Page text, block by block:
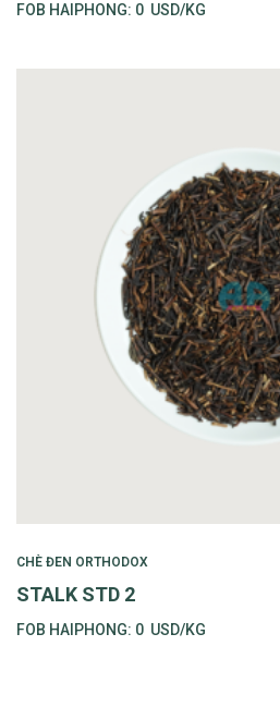
FOB HAIPHONG: 0 USD/KG
CHÈ ĐEN ORTHODOX
STALK STD 2
FOB HAIPHONG: 0 USD/KG